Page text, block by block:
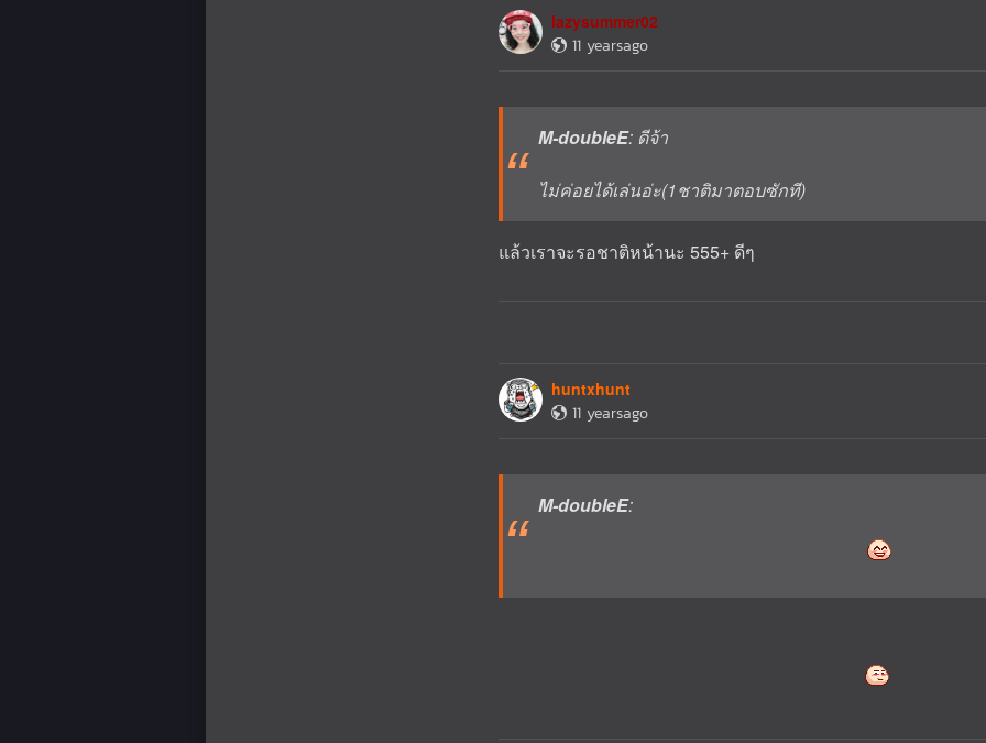
lazysummer02
11 yearsago
M-doubleE: ดีจ้า
ไม่ค่อยได้เล่นอ่ะ(1ชาติมาตอบซักที)
แล้วเราจะรอชาติหน้านะ 555+ ดีๆ
huntxhunt
11 yearsago
M-doubleE: